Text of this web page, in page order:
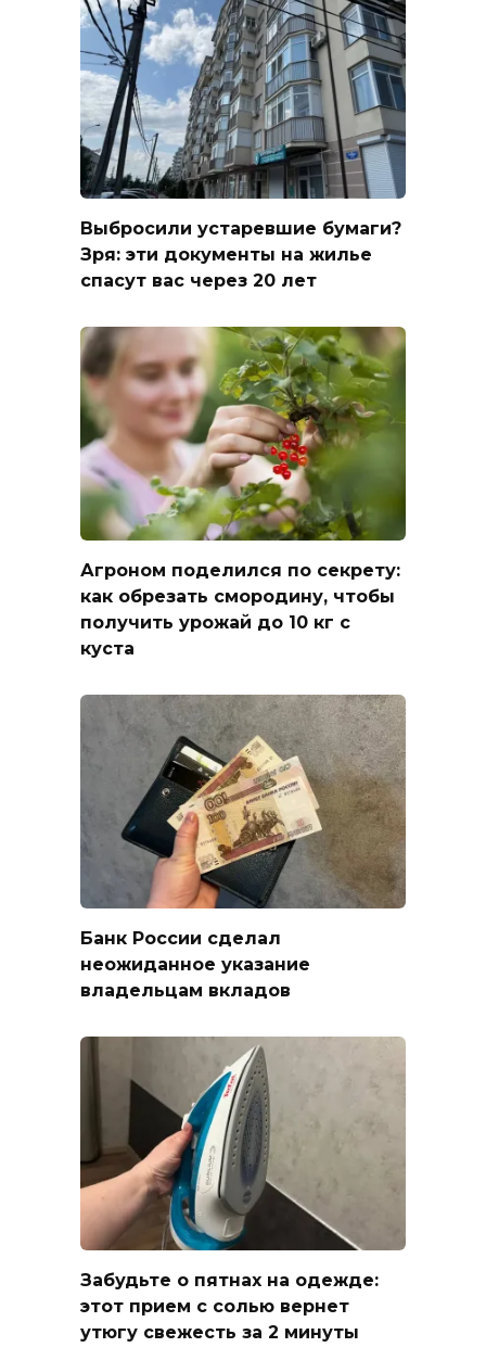
Выбросили устаревшие бумаги?
Зря: эти документы на жилье
спасут вас через 20 лет
Агроном поделился по секрету:
как обрезать смородину, чтобы
получить урожай до 10 кг с
куста
Банк России сделал
неожиданное указание
владельцам вкладов
Забудьте о пятнах на одежде:
этот прием с солью вернет
утюгу свежесть за 2 минуты